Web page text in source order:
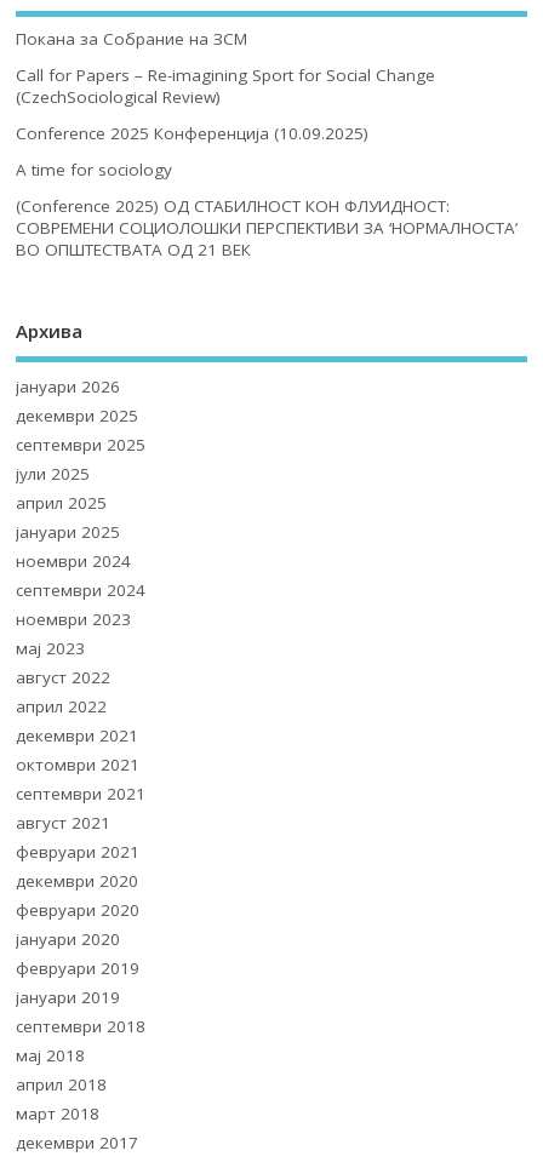
Покана за Собрание на ЗСМ
Call for Papers – Re-imagining Sport for Social Change
(CzechSociological Review)
Conference 2025 Конференција (10.09.2025)
A time for sociology
(Conference 2025) ОД СТАБИЛНОСТ КОН ФЛУИДНОСТ:
СОВРЕМЕНИ СОЦИОЛОШКИ ПЕРСПЕКТИВИ ЗА ‘НОРМАЛНОСТА’
ВО ОПШТЕСТВАТА ОД 21 ВЕК
Архива
јануари 2026
декември 2025
септември 2025
јули 2025
април 2025
јануари 2025
ноември 2024
септември 2024
ноември 2023
мај 2023
август 2022
април 2022
декември 2021
октомври 2021
септември 2021
август 2021
февруари 2021
декември 2020
февруари 2020
јануари 2020
февруари 2019
јануари 2019
септември 2018
мај 2018
април 2018
март 2018
декември 2017